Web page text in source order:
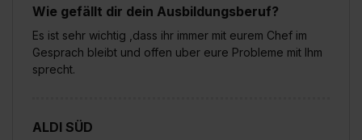
Wie gefällt dir dein Ausbildungsberuf?
Es ist sehr wichtig ,dass ihr immer mit eurem Chef im
Gesprach bleibt und offen uber eure Probleme mit Ihm
sprecht.
ALDI SÜD